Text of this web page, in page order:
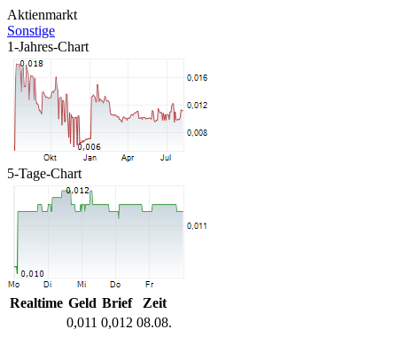
Aktienmarkt
Sonstige
1-Jahres-Chart
5-Tage-Chart
Realtime Geld Brief
Zeit
0,011 0,012 08.08.